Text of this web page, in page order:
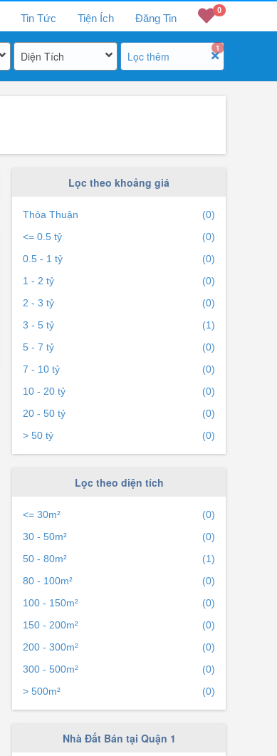
Tin Tức Tiện Ích Đăng Tin
0
Diện Tích
1
Lọc thêm
Lọc theo khoảng giá
Thỏa Thuận
(0)
<= 0.5 tỷ
(0)
0.5 - 1 tỷ
(0)
1 - 2 tỷ
(0)
2 - 3 tỷ
(0)
3 - 5 tỷ
(1)
5 - 7 tỷ
(0)
7 - 10 tỷ
(0)
10 - 20 tỷ
(0)
20 - 50 tỷ
(0)
> 50 tỷ
(0)
Lọc theo diện tích
<= 30m²
(0)
30 - 50m²
(0)
50 - 80m²
(1)
80 - 100m²
(0)
100 - 150m²
(0)
150 - 200m²
(0)
200 - 300m²
(0)
300 - 500m²
(0)
> 500m²
(0)
Nhà Đất Bán tại Quận 1